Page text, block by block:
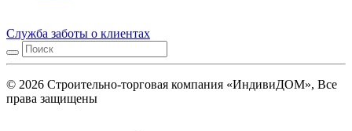
Служба заботы о клиентах
© 2026 Строительно-торговая компания «ИндивиДОМ», Все
права защищены